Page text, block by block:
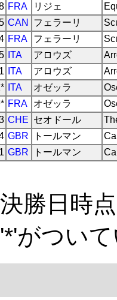
FRA リジェ
CAN フェラーリ
FRA フェラーリ
ITA アロウズ
1 ITA アロウズ
ITA オゼッラ
FRA オゼッラ
CHE セオドール
GBR トールマン
1 GBR トールマン
勝日時点
がつい